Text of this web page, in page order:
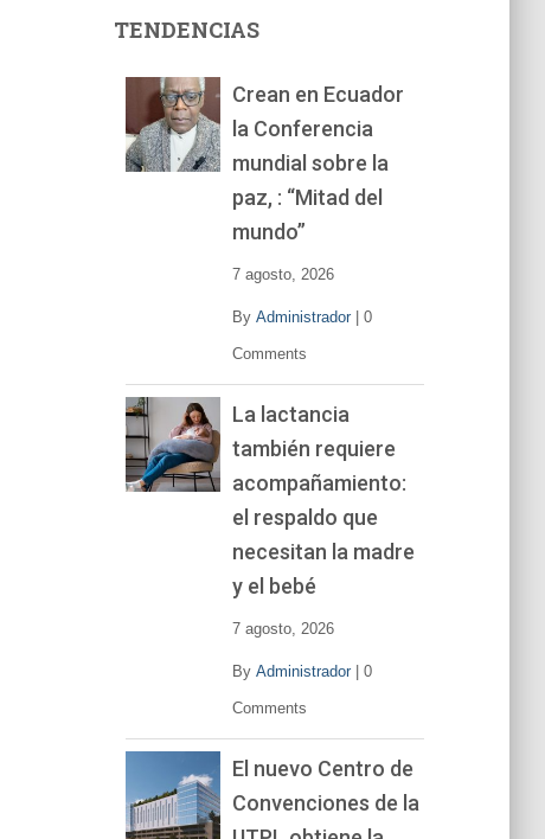
tTENDENCIAS
Crean en Ecuador
la Conferencia
mundial sobre la
paz, : “Mitad del
mundo”
7 agosto, 2026
By Administrador| 0
Comments
La lactancia
también requiere
acompañamiento:
el respaldo que
necesitan la madre
y el bebé
7 agosto, 2026
By Administrador| 0
Comments
El nuevo Centro de
Convenciones de la